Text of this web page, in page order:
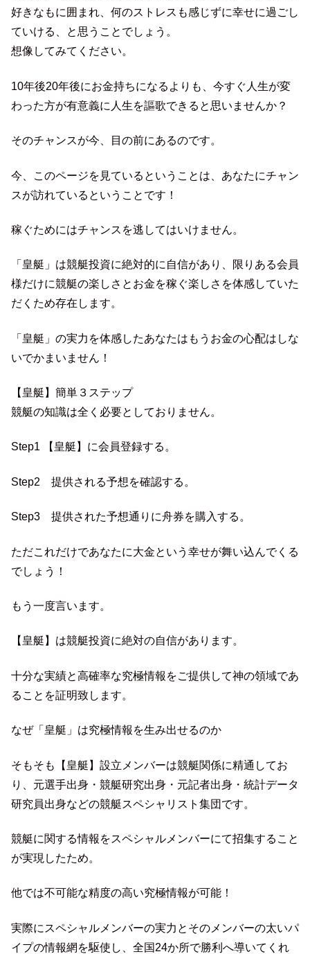
好きなもに囲まれ、何のストレスも感じずに幸せに過ごし
ていける、と思うことでしょう。
想像してみてください。
10年後20年後にお金持ちになるよりも、今すぐ人生が変
わった方が有意義に人生を謳歌できると思いませんか？
そのチャンスが今、目の前にあるのです。
今、このページを見ているということは、あなたにチャン
スが訪れているということです！
稼ぐためにはチャンスを逃してはいけません。
「皇艇」は競艇投資に絶対的に自信があり、限りある会員
様だけに競艇の楽しさとお金を稼ぐ楽しさを体感していた
だくため存在します。
「皇艇」の実力を体感したあなたはもうお金の心配はしな
いでかまいません！
【皇艇】簡単３ステップ
競艇の知識は全く必要としておりません。
Step1 【皇艇】に会員登録する。
Step2 提供される予想を確認する。
Step3 提供された予想通りに舟券を購入する。
ただこれだけであなたに大金という幸せが舞い込んでくる
でしょう！
もう一度言います。
【皇艇】は競艇投資に絶対の自信があります。
十分な実績と高確率な究極情報をご提供して神の領域であ
ることを証明致します。
なぜ「皇艇」は究極情報を生み出せるのか
そもそも【皇艇】設立メンバーは競艇関係に精通してお
り、元選手出身・競艇研究出身・元記者出身・統計データ
研究員出身などの競艇スペシャリスト集団です。
競艇に関する情報をスペシャルメンバーにて招集すること
が実現したため。
他では不可能な精度の高い究極情報が可能！
実際にスペシャルメンバーの実力とそのメンバーの太いパ
イプの情報網を駆使し、全国24か所で勝利へ導いてくれ